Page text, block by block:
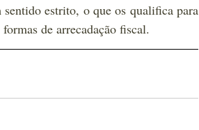
sentido estrito, o que os qualifica para
de arrecadação fiscal.